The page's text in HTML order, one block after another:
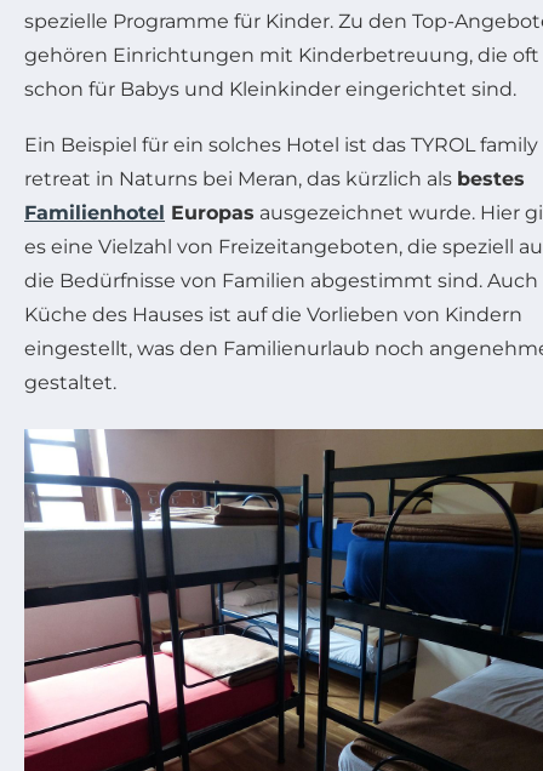
spezielle Programme für Kinder. Zu den Top-
gehören Einrichtungen mit Kinderbetreuung, die oft
schon für Babys und Kleinkinder eingerichtet sind.
Ein Beispiel für ein solches Hotel ist das TYROL family
retreat in Naturns bei Meran, das kürzlich als bestes
Familienhotel Europas ausgezeichnet wurde. Hier
es eine Vielzahl von Freizeitangeboten, die speziell
die Bedürfnisse von Familien abgestimmt sind. Auch
Küche des Hauses ist auf die Vorlieben von Kindern
eingestellt, was den Familienurlaub noch
gestaltet.